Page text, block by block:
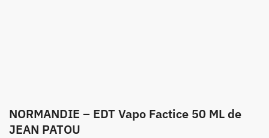
NORMANDIE – EDT Vapo Factice 50 ML de
JEAN PATOU